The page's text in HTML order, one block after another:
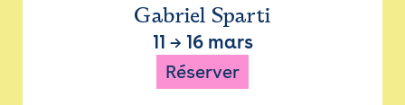
Gabriel Sparti
11 → 16 mars
Réserver